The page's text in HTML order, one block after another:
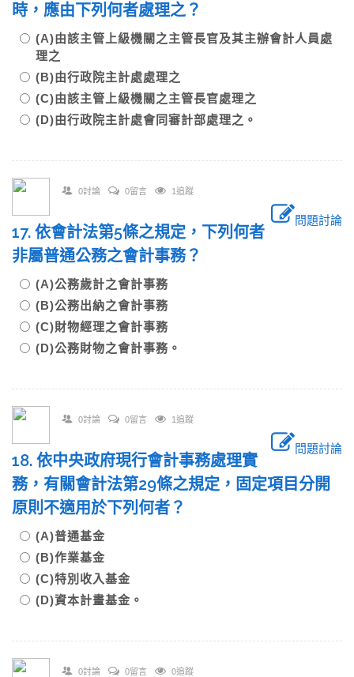
時，應由下列何者處理之？
(A)由該主管上級機關之主管長官及其主辦會計人員處
理之
(B)由行政院主計處處理之
(C)由該主管上級機關之主管長官處理之
(D)由行政院主計處會同審計部處理之。
0討論 0留言 1追蹤
問題討論
17. 依會計法第5條之規定，下列何者
非屬普通公務之會計事務？
(A)公務歲計之會計事務
(B)公務出納之會計事務
(C)財物經理之會計事務
(D)公務財物之會計事務。
0討論 0留言 1追蹤
問題討論
18. 依中央政府現行會計事務處理實
務，有關會計法第29條之規定，固定項目分開
原則不適用於下列何者？
(A)普通基金
(B)作業基金
(C)特別收入基金
(D)資本計畫基金。
0討論 0留言 0追蹤